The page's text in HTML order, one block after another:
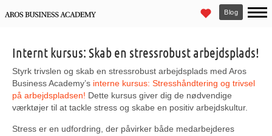
Blog
Internt kursus: Skab en stressrobust arbejdsplads!
Styrk trivslen og skab en stressrobust arbejdsplads med Aros
Business Academy’s interne kursus: Stresshåndtering og trivsel
på arbejdspladsen! Dette kursus giver dig de nødvendige
værktøjer til at tackle stress og skabe en positiv arbejdskultur.
Stress er en udfordring, der påvirker både medarbejderes